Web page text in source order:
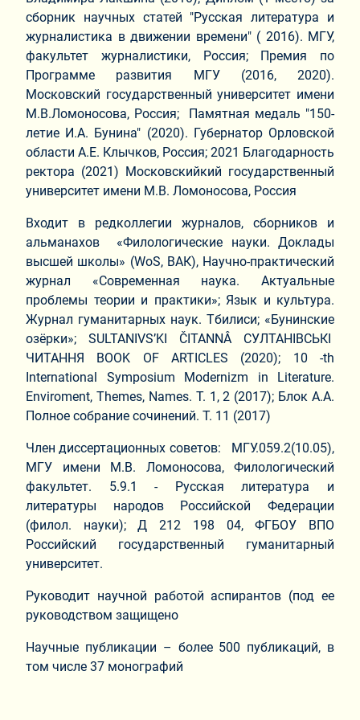
сборник научных статей "Русская литература и
журналистика в движении времени" ( 2016). МГУ,
факультет журналистики, Россия; Премия по
Программе развития МГУ (2016, 2020).
Московский государственный университет имени
М.В.Ломоносова, Россия; Памятная медаль "150-
летие И.А. Бунина" (2020). Губернатор Орловской
области А.Е. Клычков, Россия; 2021 Благодарность
ректора (2021) Московскийкий государственный
университет имени М.В. Ломоносова, Россия
Входит в редколлегии журналов, сборников и
альманахов «Филологические науки. Доклады
высшей школы» (WoS, ВАК), Научно-практический
журнал «Современная наука. Актуальные
проблемы теории и практики»; Язык и культура.
Журнал гуманитарных наук. Тбилиси; «Бунинские
озёрки»; SULTANIVS’KI ČITANNÂ СУЛТАНІВСЬКІ
ЧИТАННЯ BOOK OF ARTICLES (2020); 10 -th
International Symposium Modernizm in Literature.
Enviroment, Themes, Names. Т. 1, 2 (2017); Блок А.А.
Полное собрание сочинений. Т. 11 (2017)
Член диссертационных советов:
МГУ.059.2(10.05),
МГУ имени М.В. Ломоносова, Филологический
факультет. 5.9.1 - Русская литература и
литературы народов Российской Федерации
(филол. науки); Д 212 198 04, ФГБОУ ВПО
Российский государственный гуманитарный
университет.
Руководит научной работой аспирантов (под ее
руководством защищено
Научные публикации – более 500 публикаций, в
том числе 37 монографий